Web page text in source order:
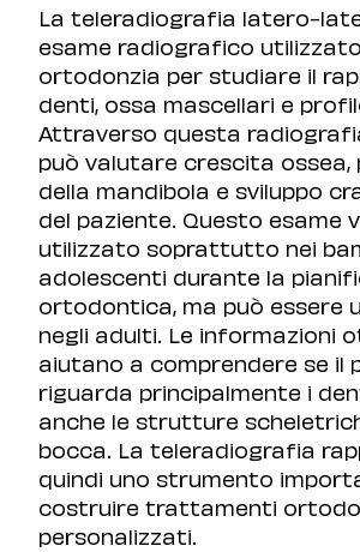
La teleradiografia latero-
esame radiografico
ortodonzia per studiare il
denti, ossa mascellari e
Attraverso questa
può valutare crescita ossea,
della mandibola e sviluppo
del paziente. Questo esame
utilizzato soprattutto nei
adolescenti durante la
ortodontica, ma può essere
negli adulti. Le informazioni
aiutano a comprendere se il
riguarda principalmente i
anche le strutture
bocca. La teleradiografia
quindi uno strumento
costruire trattamenti
personalizzati.